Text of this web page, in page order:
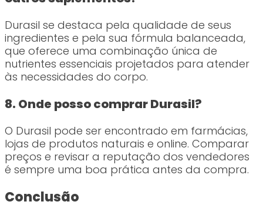
Durasil se destaca pela qualidade de seus
ingredientes e pela sua fórmula balanceada,
que oferece uma combinação única de
nutrientes essenciais projetados para atender
às necessidades do corpo.
8. Onde posso comprar Durasil?
O Durasil pode ser encontrado em farmácias,
lojas de produtos naturais e online. Comparar
preços e revisar a reputação dos vendedores
é sempre uma boa prática antes da compra.
Conclusão